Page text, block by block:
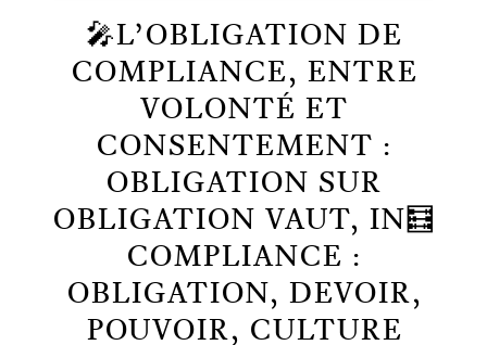
🎤L’OBLIGATION DE
COMPLIANCE, ENTRE
VOLONTÉ ET
CONSENTEMENT :
OBLIGATION SUR
OBLIGATION VAUT, IN🧮
COMPLIANCE :
OBLIGATION, DEVOIR,
POUVOIR, CULTURE